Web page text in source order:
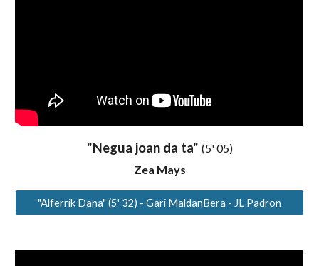
"Negua joan da ta" (5' 05)
Zea Mays
"Alferrik Dana" (5' 32) - Gari MaldanBera - JL Padron